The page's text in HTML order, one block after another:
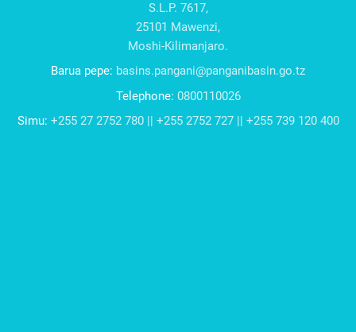
S.L.P. 7617,
25101 Mawenzi,
Moshi-Kilimanjaro.
Barua pepe: basins.pangani@panganibasin.go.tz
Telephone: 0800110026
Simu: +255 27 2752 780 || +255 2752 727 || +255 739 120 400